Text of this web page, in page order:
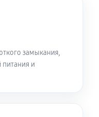
замыкания,
и